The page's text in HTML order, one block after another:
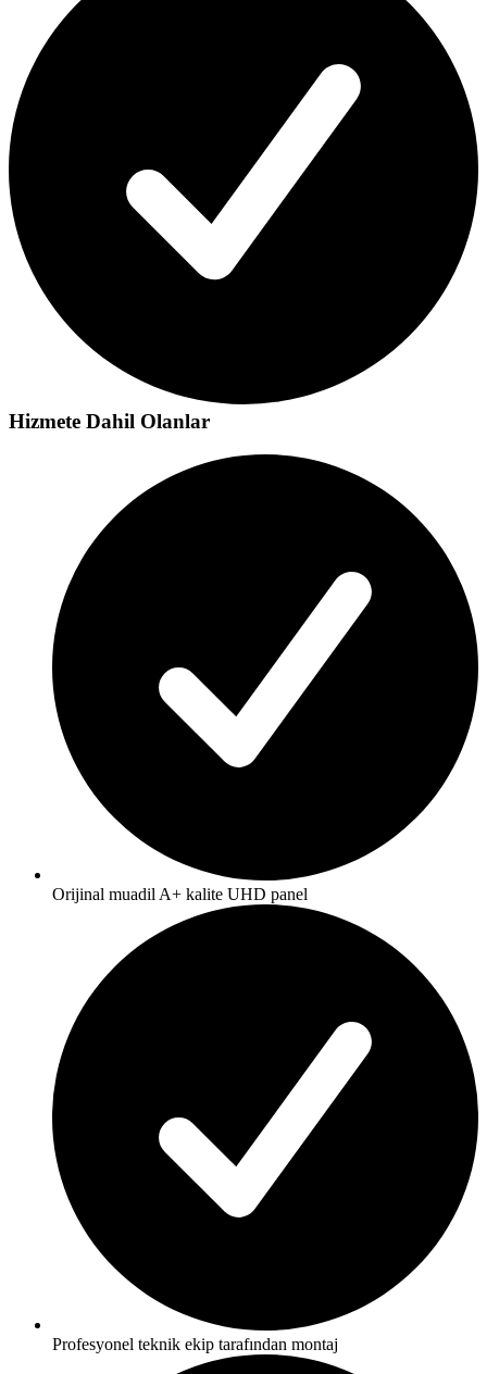
Hizmete Dahil Olanlar
Orijinal muadil A+ kalite UHD panel
Profesyonel teknik ekip tarafından montaj